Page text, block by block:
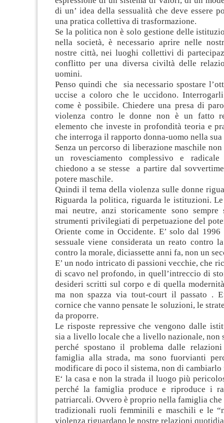
di un’ idea della sessualità che deve essere
una pratica collettiva di trasformazione.
Se la politica non è solo gestione delle
nella società, è necessario aprire nelle
nostre città, nei luoghi collettivi di
conflitto per una diversa civiltà delle
uomini.
Penso quindi che sia necessario spostare
uccise a coloro che le uccidono.
come è possibile. Chiedere una presa di
violenza contro le donne non è un fatto
elemento che investe in profondità teoria e
che interroga il rapporto donna-uomo nella sua
Senza un percorso di liberazione maschile
un rovesciamento complessivo e
chiedono a se stesse a partire dal
potere maschile.
Quindi il tema della violenza sulle donne
Riguarda la politica, riguarda le istituzioni.
mai neutre, anzi storicamente sono
strumenti privilegiati di perpetuazione del
Oriente come in Occidente. E’ solo dal
sessuale viene considerata un reato contro
contro la morale, diciassette anni fa, non un
E’ un nodo intricato di passioni vecchie, che
di scavo nel profondo, in quell’intreccio di
desideri scritti sul corpo e di quella
ma non spazza via tout-court il passato .
cornice che vanno pensate le soluzioni, le
da proporre.
Le risposte repressive che vengono dalle
sia a livello locale che a livello nazionale, non
perché spostano il problema dalle
famiglia alla strada, ma sono fuorvianti
modificare di poco il sistema, non di cambiarlo
E‘ la casa e non la strada il luogo più
perché la famiglia produce e riproduce i
patriarcali. Ovvero è proprio nella famiglia
tradizionali ruoli femminili e maschili e le
violenza riguardano le nostre relazioni